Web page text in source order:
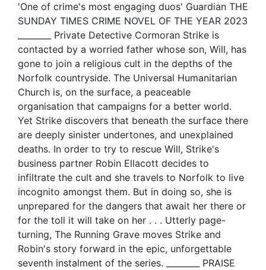
'One of crime's most engaging duos' Guardian THE
SUNDAY TIMES CRIME NOVEL OF THE YEAR 2023
________ Private Detective Cormoran Strike is
contacted by a worried father whose son, Will, has
gone to join a religious cult in the depths of the
Norfolk countryside. The Universal Humanitarian
Church is, on the surface, a peaceable
organisation that campaigns for a better world.
Yet Strike discovers that beneath the surface there
are deeply sinister undertones, and unexplained
deaths. In order to try to rescue Will, Strike's
business partner Robin Ellacott decides to
infiltrate the cult and she travels to Norfolk to live
incognito amongst them. But in doing so, she is
unprepared for the dangers that await her there or
for the toll it will take on her . . . Utterly page-
turning, The Running Grave moves Strike and
Robin's story forward in the epic, unforgettable
seventh instalment of the series. ________ PRAISE